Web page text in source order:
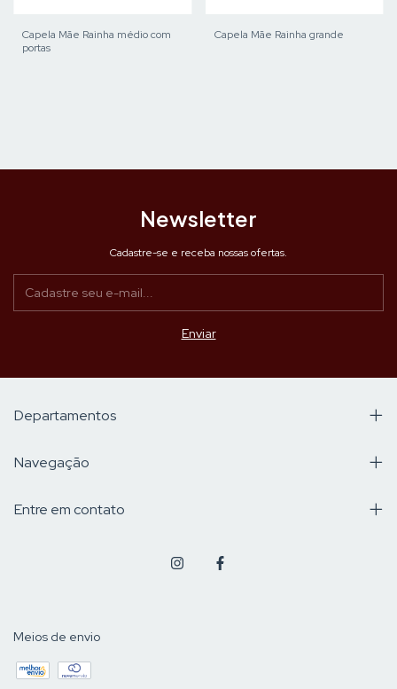
Capela Mãe Rainha médio com
portas
Capela Mãe Rainha grande
Newsletter
Cadastre-se e receba nossas ofertas.
Departamentos
Navegação
Entre em contato
Meios de envio